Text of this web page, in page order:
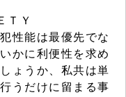
ＴＹ
性能は最優先でな
かに利便性を求め
ょうか、私共は単
うだけに留まる事